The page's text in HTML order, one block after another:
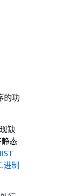
的功
缺
态
进制